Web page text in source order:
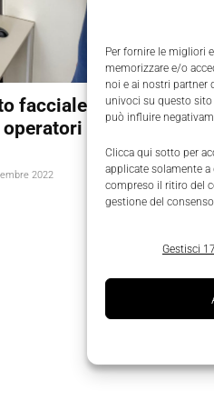
Per fornire le migliori
memorizzare e/o
noi e ai nostri partner
univoci su questo
può influire
Clicca qui sotto per
applicate solamente
compreso il ritiro del
gestione del
Gestisci
facciale per
a bordo
2022 0